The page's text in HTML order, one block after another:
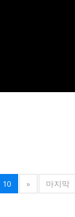
10 » 마지막